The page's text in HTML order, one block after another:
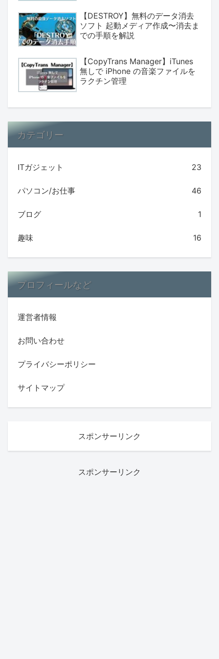
【DESTROY】無料のデータ消去
ソフト 起動メディア作成〜消去ま
での手順を解説
【CopyTrans Manager】iTunes
無しで iPhone の音楽ファイルを
ラクチン管理
カテゴリー
ITガジェット 23
パソコン/お仕事 46
ブログ 1
趣味 16
プロフィールなど
運営者情報
お問い合わせ
プライバシーポリシー
サイトマップ
スポンサーリンク
スポンサーリンク